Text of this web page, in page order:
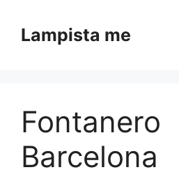
Lampista me
Fontanero
Barcelona